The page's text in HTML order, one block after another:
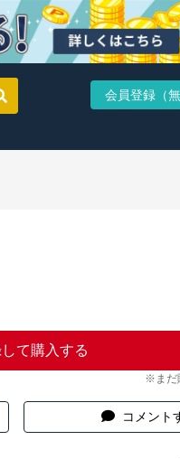
会員登録（無
て購入する
※まだ
コメント